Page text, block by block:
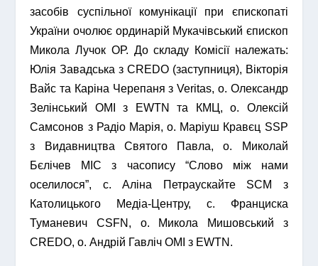
засобів суспільної комунікації при єпископаті
України очолює ординарій Мукачівський єпископ
Микола Лучок ОР. До складу Комісії належать:
Юлія Завадська з CREDO (заступниця), Вікторія
Вайс та Каріна Черепаня з Veritas, о. Олександр
Зелінський ОМІ з EWTN та КМЦ, о. Олексій
Самсонов з Радіо Марія, о. Маріуш Кравєц SSP
з Видавництва Святого Павла, о. Миколай
Бєлічев МІС з часопису “Слово між нами
оселилося”, с. Аліна Петраускайте SCM з
Католицького Медіа-Центру, с. Франциска
Туманевич CSFN, о. Микола Мишовський з
CREDO, о. Андрій Гавліч ОМІ з EWTN.